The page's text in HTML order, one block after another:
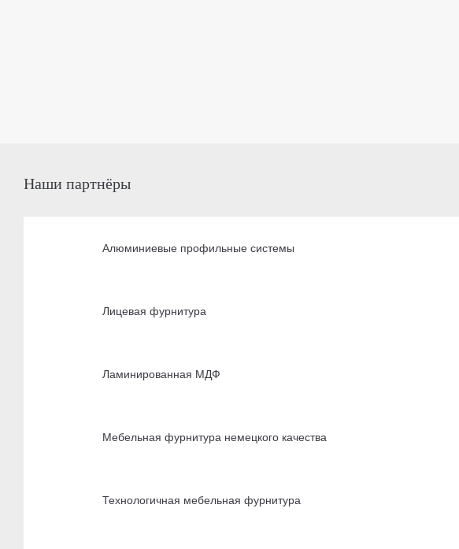
Наши партнёры
Алюминиевые профильные системы
Лицевая фурнитура
Ламинированная МДФ
Мебельная фурнитура немецкого качества
Технологичная мебельная фурнитура